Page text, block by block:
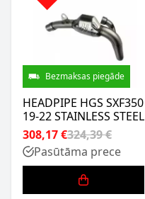
Bezmaksas piegāde
HEADPIPE HGS SXF350
19-22 STAINLESS STEEL
308,17 €324,39 €
Pasūtāma prece